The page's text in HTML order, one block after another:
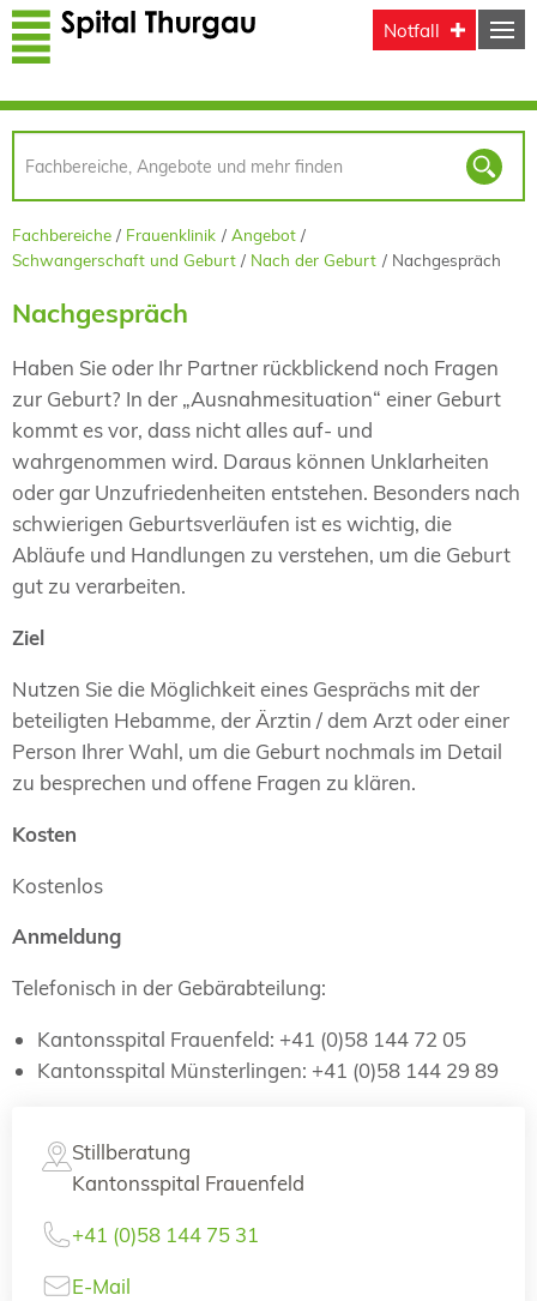
Direkt zum Inhalt
Notfall
Fachbereiche Frauenklinik
Angebot
Schwangerschaft und Geburt
Nach der Geburt Nachgespräch
Nachgespräch
Haben Sie oder Ihr Partner rückblickend noch Fragen
zur Geburt? In der „Ausnahmesituation“ einer Geburt
kommt es vor, dass nicht alles auf- und
wahrgenommen wird. Daraus können Unklarheiten
oder gar Unzufriedenheiten entstehen. Besonders nach
schwierigen Geburtsverläufen ist es wichtig, die
Abläufe und Handlungen zu verstehen, um die Geburt
gut zu verarbeiten.
Ziel
Nutzen Sie die Möglichkeit eines Gesprächs mit der
beteiligten Hebamme, der Ärztin / dem Arzt oder einer
Person Ihrer Wahl, um die Geburt nochmals im Detail
zu besprechen und offene Fragen zu klären.
Kosten
Kostenlos
Anmeldung
Telefonisch in der Gebärabteilung:
Kantonsspital Frauenfeld: +41 (0)58 144 72 05
Kantonsspital Münsterlingen: +41 (0)58 144 29 89
Stillberatung
Kantonsspital Frauenfeld
+41 (0)58 144 75 31
E-Mail